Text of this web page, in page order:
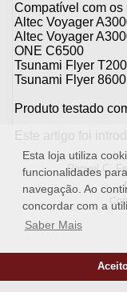
Esta loja utiliza
funcionalidades
navegação. Ao
concordar com a
Saber Mais
Compatível com os
Altec Voyager
Altec Voyager
ONE C6500
Tsunami Flyer T200
Tsunami Flyer 8600
Produto testado
Este artigo foi
Raquel C.